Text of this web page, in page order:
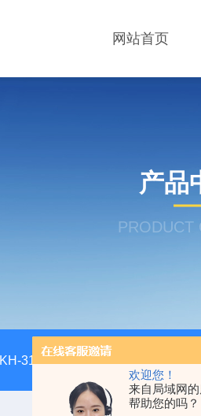
欢迎您！
来自局域网
帮助您的吗？
网站首页
产品
PRODUCT
KH-3100新型全能型薄层色谱扫描仪